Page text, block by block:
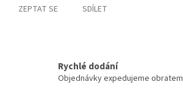
ZEPTAT SE SDÍLET
Rychlé dodání
Objednávky expedujeme obratem